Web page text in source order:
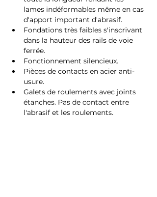
lames indéformables même en cas
d'apport important d'abrasif.
Fondations très faibles s'inscrivant
dans la hauteur des rails de voie
ferrée.
Fonctionnement silencieux.
Pièces de contacts en acier anti-
usure.
Galets de roulements avec joints
étanches. Pas de contact entre
l'abrasif et les roulements.